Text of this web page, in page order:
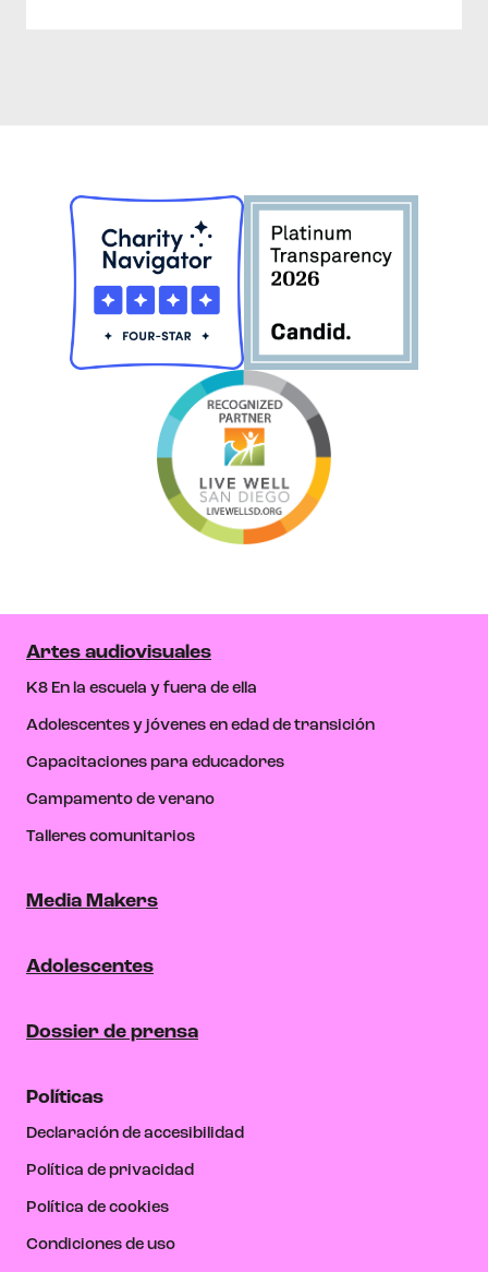
Artes audiovisuales
K8 En la escuela y fuera de ella
Adolescentes y jóvenes en edad de transición
Capacitaciones para educadores
Campamento de verano
Talleres comunitarios
Media Makers
Adolescentes
Dossier de prensa
Políticas
Declaración de accesibilidad
Política de privacidad
Política de cookies
Condiciones de uso